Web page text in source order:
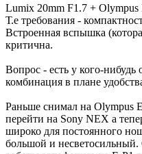
Lumix 20mm F1.7 + Olympus
Т.е требования -
Встроенная вспышка
критична.
Вопрос - есть у кого-нибудь
комбинация в плане
Раньше снимал на Olympus
перейти на Sony NEX а
широко для постоянного
большой и несветосильный.